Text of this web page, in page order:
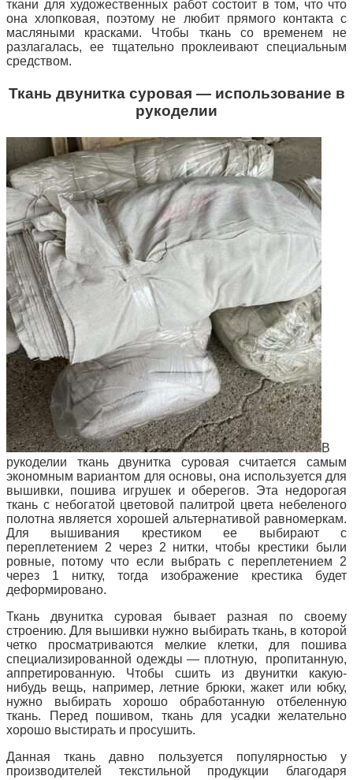
ткани для художественных работ состоит в том, что что
она хлопковая, поэтому не любит прямого контакта с
масляными красками. Чтобы ткань со временем не
разлагалась, ее тщательно проклеивают специальным
средством.
Ткань двунитка суровая — использование в
рукоделии
В
рукоделии ткань двунитка суровая считается самым
экономным вариантом для основы, она используется для
вышивки, пошива игрушек и оберегов. Эта недорогая
ткань с небогатой цветовой палитрой цвета небеленого
полотна является хорошей альтернативой равномеркам.
Для вышивания крестиком ее выбирают с
переплетением 2 через 2 нитки, чтобы крестики были
ровные, потому что если выбрать с переплетением 2
через 1 нитку, тогда изображение крестика будет
деформировано.
Ткань двунитка суровая бывает разная по своему
строению. Для вышивки нужно выбирать ткань, в которой
четко просматриваются мелкие клетки, для пошива
специализированной одежды — плотную, пропитанную,
аппретированную. Чтобы сшить из двунитки какую-
нибудь вещь, например, летние брюки, жакет или юбку,
нужно выбирать хорошо обработанную отбеленную
ткань. Перед пошивом, ткань для усадки желательно
хорошо выстирать и просушить.
Данная ткань давно пользуется популярностью у
производителей текстильной продукции благодаря